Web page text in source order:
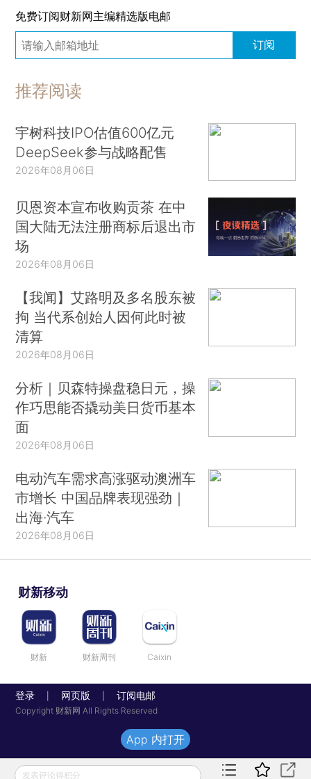
免费订阅财新网主编精选版电邮
订阅
推荐阅读
宇树科技IPO估值600亿元
DeepSeek参与战略配售
2026年08月06日
贝恩资本宣布收购贡茶 在中
国大陆无法注册商标后退出市
场
2026年08月06日
【我闻】艾路明及多名股东被
拘 当代系创始人因何此时被
清算
2026年08月06日
分析｜贝森特操盘稳日元，操
作巧思能否撬动美日货币基本
面
2026年08月06日
电动汽车需求高涨驱动澳洲车
市增长 中国品牌表现强劲｜
出海·汽车
2026年08月06日
财新移动
财新 财新周刊 Caixin
登录 网页版 订阅电邮
Copyright 财新网 All Rights Reserved
发表评论得积分
App 内打开